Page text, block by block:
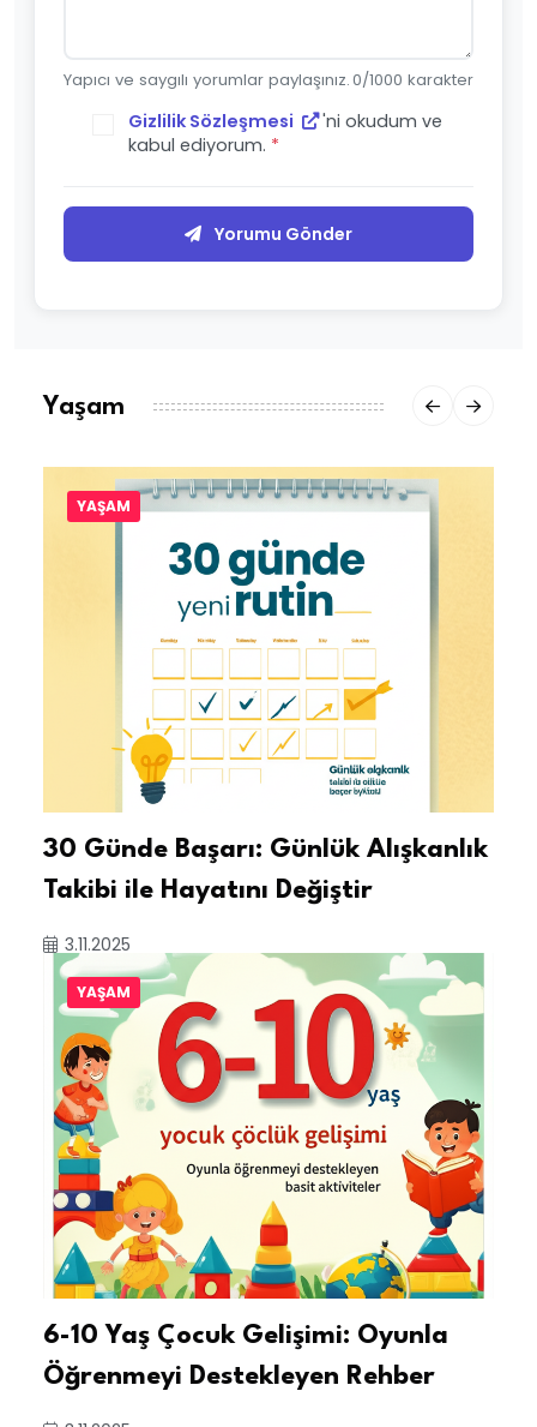
Yapıcı ve saygılı yorumlar paylaşınız.0/1000 karakter
Gizlilik Sözleşmesi
'ni okudum ve
kabul ediyorum. *
Yorumu Gönder
Yaşam
YAŞAM
30 Günde Başarı: Günlük Alışkanlık
Takibi ile Hayatını Değiştir
3.11.2025
YAŞAM
6-10 Yaş Çocuk Gelişimi: Oyunla
Öğrenmeyi Destekleyen Rehber